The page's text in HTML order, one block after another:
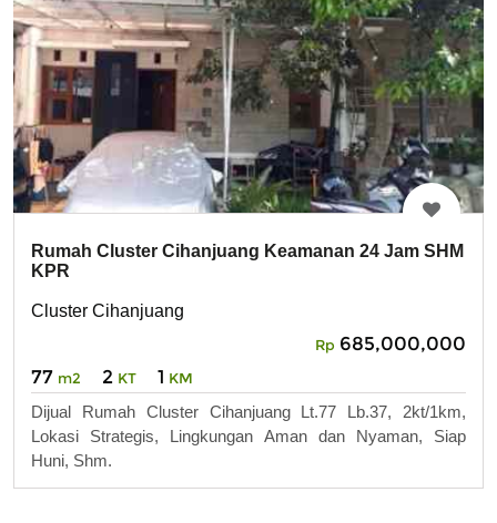
Rumah Cluster Cihanjuang Keamanan 24 Jam SHM
KPR
Cluster Cihanjuang
Rp 685,000,000
77 m2 2 KT 1 KM
Dijual Rumah Cluster Cihanjuang Lt.77 Lb.37, 2kt/1km,
Lokasi Strategis, Lingkungan Aman dan Nyaman, Siap
Huni, Shm.